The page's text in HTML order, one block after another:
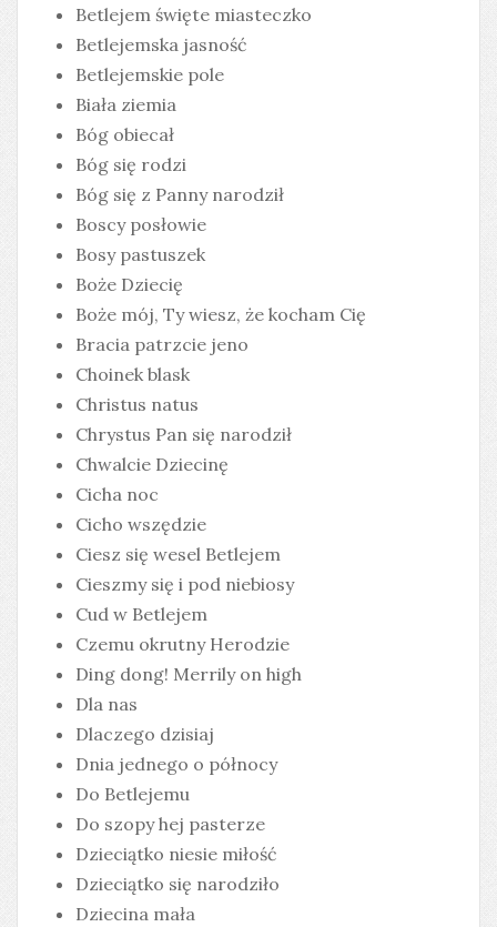
Betlejem święte miasteczko
Betlejemska jasność
Betlejemskie pole
Biała ziemia
Bóg obiecał
Bóg się rodzi
Bóg się z Panny narodził
Boscy posłowie
Bosy pastuszek
Boże Dziecię
Boże mój, Ty wiesz, że kocham Cię
Bracia patrzcie jeno
Choinek blask
Christus natus
Chrystus Pan się narodził
Chwalcie Dziecinę
Cicha noc
Cicho wszędzie
Ciesz się wesel Betlejem
Cieszmy się i pod niebiosy
Cud w Betlejem
Czemu okrutny Herodzie
Ding dong! Merrily on high
Dla nas
Dlaczego dzisiaj
Dnia jednego o północy
Do Betlejemu
Do szopy hej pasterze
Dzieciątko niesie miłość
Dzieciątko się narodziło
Dziecina mała